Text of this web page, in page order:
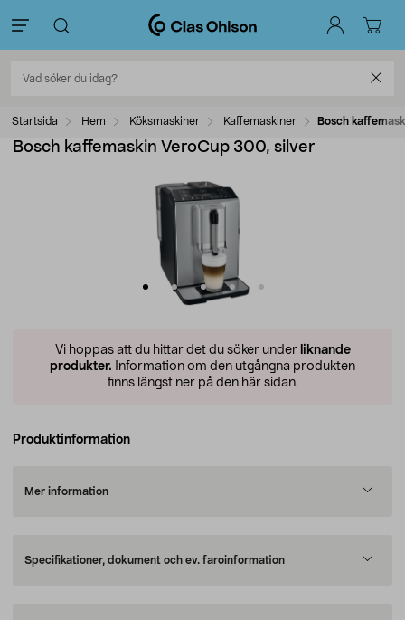
Startsida Hem Köksmaskiner Kaffemaskiner Bosch
Bosch kaffemaskin VeroCup 300, silver
Vi hoppas att du hittar det du söker under liknande
produkter. Information om den utgångna produkten
finns längst ner på den här sidan.
Produktinformation
Mer information
Specifikationer, dokument och ev. faroinformation